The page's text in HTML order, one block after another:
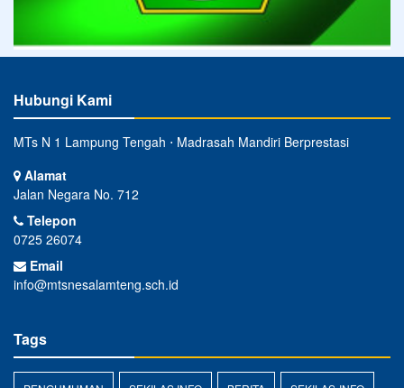
Hubungi Kami
MTs N 1 Lampung Tengah ⋅ Madrasah Mandiri Berprestasi
Alamat
Jalan Negara No. 712
Telepon
0725 26074
Email
info@mtsnesalamteng.sch.id
Tags